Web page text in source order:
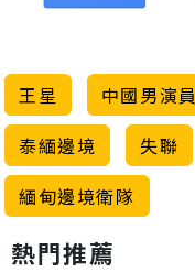
王星 中國男演員
泰緬邊境
失聯
緬甸邊境衛隊
熱門推薦